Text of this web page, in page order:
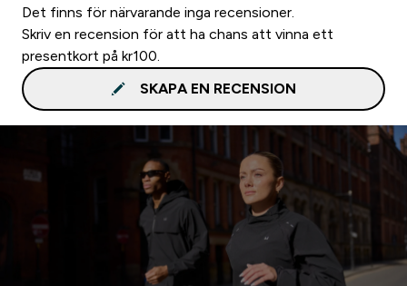
Det finns för närvarande inga recensioner.
Skriv en recension för att ha chans att vinna ett
presentkort på kr100.
SKAPA EN RECENSION